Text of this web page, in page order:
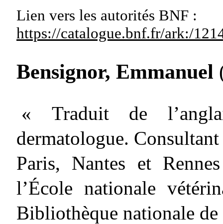
Lien vers les autorités BNF :
https://catalogue.bnf.fr/ark:/
Bensignor, Emmanuel
« Traduit de
dermatologue.
Paris, Nantes et
l’École nationale
Bibliothèque nationale de